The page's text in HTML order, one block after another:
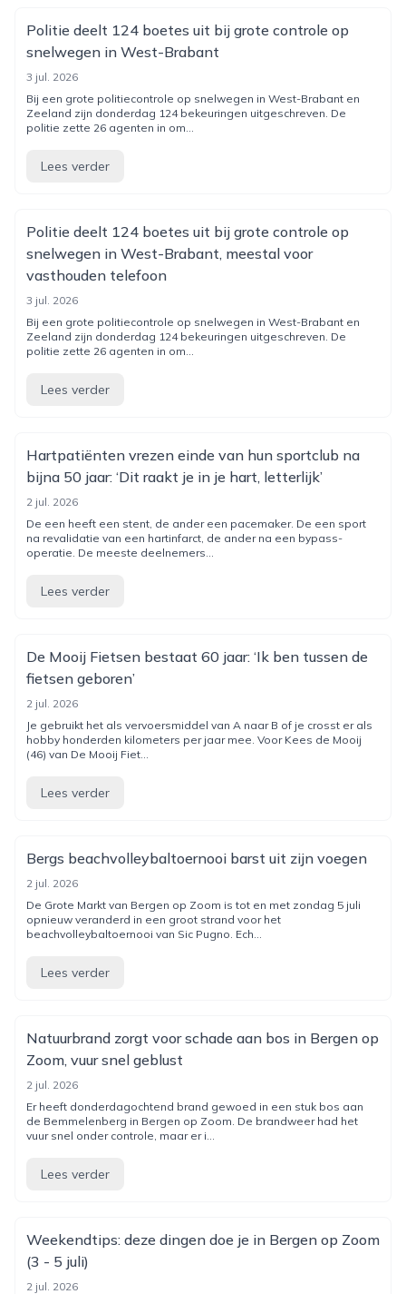
Politie deelt 124 boetes uit bij grote controle op
snelwegen in West-Bra­bant
3 jul. 2026
Bij een grote politiecontrole op snelwegen in West-Brabant en
Zeeland zijn donderdag 124 bekeuringen uitgeschreven. De
politie zette 26 agenten in om...
Lees verder
Politie deelt 124 boetes uit bij grote controle op
snelwegen in West-Brabant, meestal voor
vasthouden telefoon
3 jul. 2026
Bij een grote politiecontrole op snelwegen in West-Brabant en
Zeeland zijn donderdag 124 bekeuringen uitgeschreven. De
politie zette 26 agenten in om...
Lees verder
Hartpatiënten vrezen einde van hun sportclub na
bijna 50 jaar: ‘Dit raakt je in je hart, letterlijk’
2 jul. 2026
De een heeft een stent, de ander een pacemaker. De een sport
na revalidatie van een hartinfarct, de ander na een bypass-
operatie. De meeste deelnemers...
Lees verder
De Mooij Fietsen bestaat 60 jaar: ‘Ik ben tussen de
fietsen geboren’
2 jul. 2026
Je gebruikt het als vervoersmiddel van A naar B of je crosst er als
hobby honderden kilometers per jaar mee. Voor Kees de Mooij
(46) van De Mooij Fiet...
Lees verder
Bergs beachvolleybaltoernooi barst uit zijn voegen
2 jul. 2026
De Grote Markt van Bergen op Zoom is tot en met zondag 5 juli
opnieuw veranderd in een groot strand voor het
beachvolleybaltoernooi van Sic Pugno. Ech...
Lees verder
Natuurbrand zorgt voor schade aan bos in Bergen op
Zoom, vuur snel geblust
2 jul. 2026
Er heeft donderdagochtend brand gewoed in een stuk bos aan
de Bemmelenberg in Bergen op Zoom. De brandweer had het
vuur snel onder controle, maar er i...
Lees verder
Weekendtips: deze dingen doe je in Bergen op Zoom
(3 - 5 juli)
2 jul. 2026